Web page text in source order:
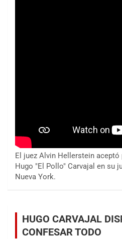
El juez Alvin Hellerstein
Hugo "El Pollo" Carvajal en su
Nueva York.
HUGO CARVAJAL
CONFESAR TODO